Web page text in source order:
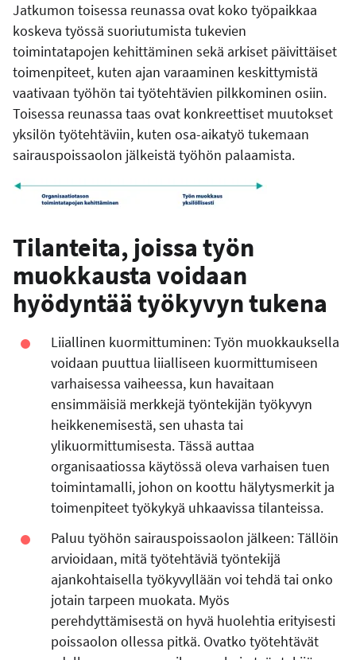
Jatkumon toisessa reunassa ovat koko työpaikkaa
koskeva työssä suoriutumista tukevien
toimintatapojen kehittäminen sekä arkiset päivittäiset
toimenpiteet, kuten ajan varaaminen keskittymistä
vaativaan työhön tai työtehtävien pilkkominen osiin.
Toisessa reunassa taas ovat konkreettiset muutokset
yksilön työtehtäviin, kuten osa-aikatyö tukemaan
sairauspoissaolon jälkeistä työhön palaamista.
Tilanteita, joissa työn
muokkausta voidaan
hyödyntää työkyvyn tukena
Liiallinen kuormittuminen:Työn muokkauksella
voidaan puuttua liialliseen kuormittumiseen
varhaisessa vaiheessa, kun havaitaan
ensimmäisiä merkkejä työntekijän työkyvyn
heikkenemisestä, sen uhasta tai
ylikuormittumisesta. Tässä auttaa
organisaatiossa käytössä oleva varhaisen tuen
toimintamalli, johon on koottu hälytysmerkit ja
toimenpiteet työkykyä uhkaavissa tilanteissa.
Paluu työhön sairauspoissaolon jälkeen:Tällöin
arvioidaan, mitä työtehtäviä työntekijä
ajankohtaisella työkyvyllään voi tehdä tai onko
jotain tarpeen muokata. Myös
perehdyttämisestä on hyvä huolehtia erityisesti
poissaolon ollessa pitkä. Ovatko työtehtävät